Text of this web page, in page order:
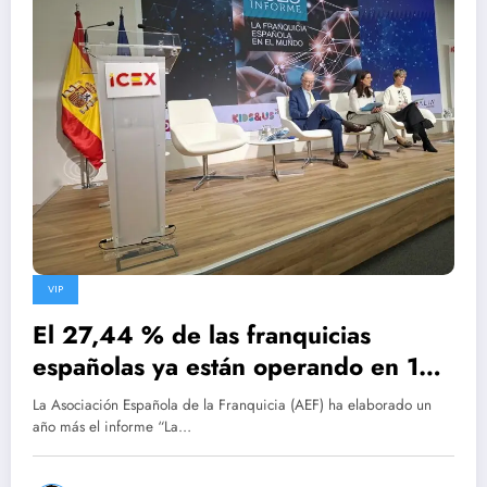
VIP
El 27,44 % de las franquicias
españolas ya están operando en 139
países
La Asociación Española de la Franquicia (AEF) ha elaborado un
año más el informe “La…